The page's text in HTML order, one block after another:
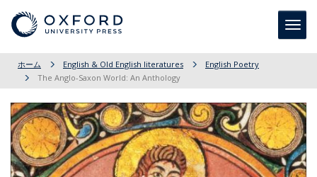
ホーム English & Old English literatures
English Poetry
The Anglo-Saxon World: An Anthology